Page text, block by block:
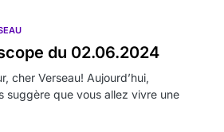
du 02.06.2024
cher Verseau! Aujourd’hui,
suggère que vous allez vivre une